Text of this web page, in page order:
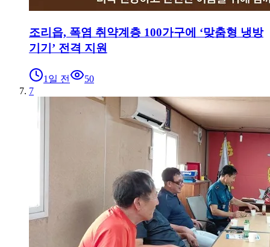
조리읍, 폭염 취약계층 100가구에 ‘맞춤형 냉방
기기’ 전격 지원
1일 전
50
7